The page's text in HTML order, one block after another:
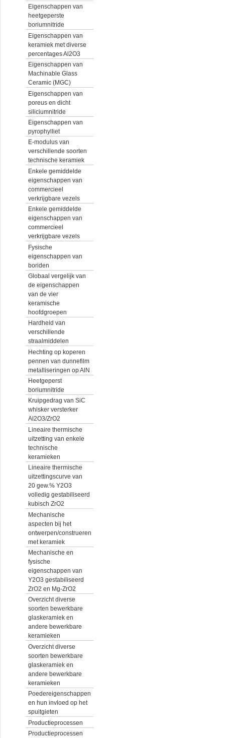
Eigenschappen van
heetgeperste
boriumnitride
Eigenschappen van
keramiek met diverse
percentages Al2O3
Eigenschappen van
Machinable Glass
Ceramic (MGC)
Eigenschappen van
poreus en dicht
siliciumnitride
Eigenschappen van
pyrophylliet
E-modulus van
verschillende soorten
technische keramiek
Enkele gemiddelde
eigenschappen van
commercieel
verkrijgbare vezels
Enkele gemiddelde
eigenschappen van
commercieel
verkrijgbare vezels
Fysische
eigenschappen van
boriden
Globaal vergelijk van
de eigenschappen
van de vier
keramische
hoofdgroepen
Hardheid van
verschillende
straalmiddelen
Hechting op koperen
pennen van dunnefilm
metalliseringen op AlN
Heetgeperst
boriumnitride
Kruipgedrag van SiC
whisker versterker
Al2O3/ZrO2
Lineaire thermische
uitzetting van enkele
technische
keramieken
Lineaire thermische
uitzettingscurve van
20 gew.% Y2O3
volledig gestabiliseerd
kubisch ZrO2
Mechanische
aspecten bij het
ontwerpen/construeren
met keramiek
Mechanische en
fysische
eigenschappen van
Y2O3 gestabiliseerd
ZrO2 en Mg-ZrO2
Overzicht diverse
soorten bewerkbare
glaskeramiek en
andere bewerkbare
keramieken
Overzicht diverse
soorten bewerkbare
glaskeramiek en
andere bewerkbare
keramieken
Poedereigenschappen
en hun invloed op het
spuitgieten
Productieprocessen
Productieprocessen